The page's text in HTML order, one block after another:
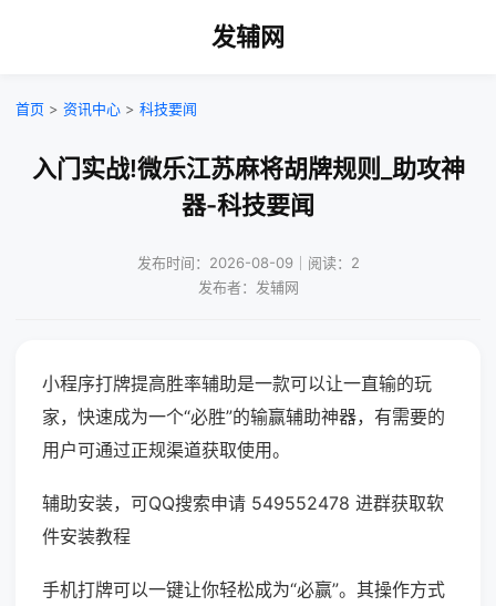
发辅网
首页 > 资讯中心 > 科技要闻
入门实战!微乐江苏麻将胡牌规则_助攻神
器-科技要闻
发布时间：2026-08-09｜阅读：2
发布者：发辅网
小程序打牌提高胜率辅助是一款可以让一直输的玩
家，快速成为一个“必胜”的输赢辅助神器，有需要的
用户可通过正规渠道获取使用。
辅助安装，可QQ搜索申请 549552478 进群获取软
件安装教程
手机打牌可以一键让你轻松成为“必赢”。其操作方式